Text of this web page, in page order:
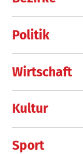
Politik
Wirtschaft
Kultur
Sport